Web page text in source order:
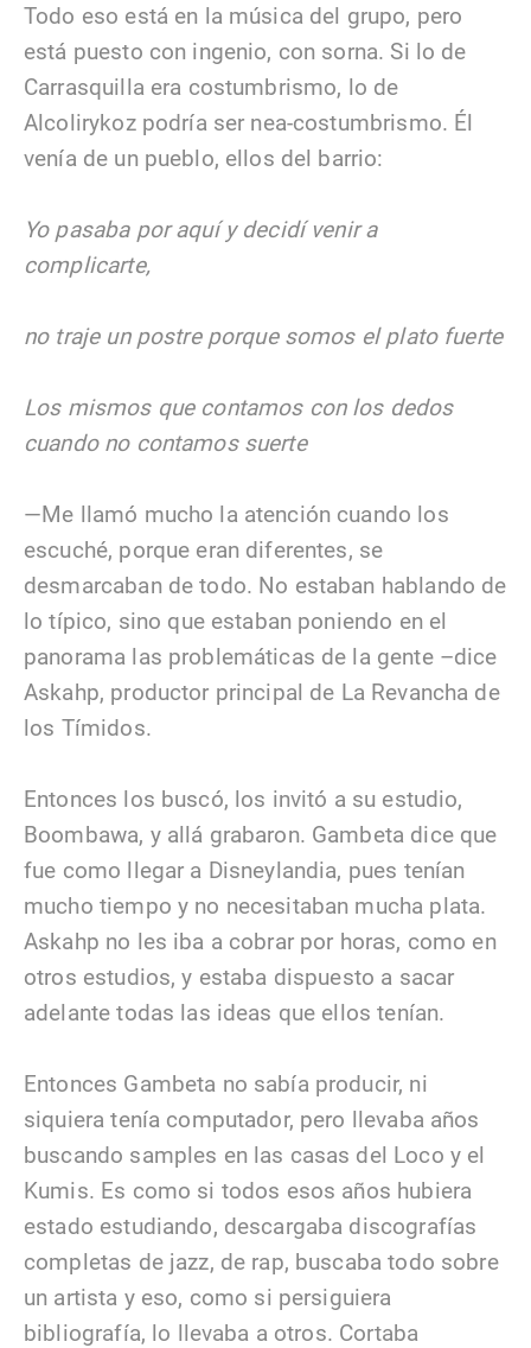
Todo eso está en la música del grupo, pero
está puesto con ingenio, con sorna. Si lo de
Carrasquilla era costumbrismo, lo de
Alcolirykoz podría ser nea-costumbrismo. Él
venía de un pueblo, ellos del barrio:
Yo pasaba por aquí y decidí venir a
complicarte,
no traje un postre porque somos el plato fuerte
Los mismos que contamos con los dedos
cuando no contamos suerte
—Me llamó mucho la atención cuando los
escuché, porque eran diferentes, se
desmarcaban de todo. No estaban hablando de
lo típico, sino que estaban poniendo en el
panorama las problemáticas de la gente –dice
Askahp, productor principal de La Revancha de
los Tímidos.
Entonces los buscó, los invitó a su estudio,
Boombawa, y allá grabaron. Gambeta dice que
fue como llegar a Disneylandia, pues tenían
mucho tiempo y no necesitaban mucha plata.
Askahp no les iba a cobrar por horas, como en
otros estudios, y estaba dispuesto a sacar
adelante todas las ideas que ellos tenían.
Entonces Gambeta no sabía producir, ni
siquiera tenía computador, pero llevaba años
buscando samples en las casas del Loco y el
Kumis. Es como si todos esos años hubiera
estado estudiando, descargaba discografías
completas de jazz, de rap, buscaba todo sobre
un artista y eso, como si persiguiera
bibliografía, lo llevaba a otros. Cortaba